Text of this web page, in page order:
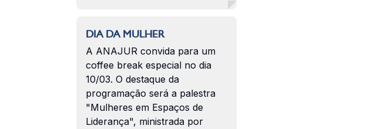
DIA DA MULHER
A ANAJUR convida para um
coffee break especial no dia
10/03. O destaque da
programação será a palestra
"Mulheres em Espaços de
Liderança", ministrada por